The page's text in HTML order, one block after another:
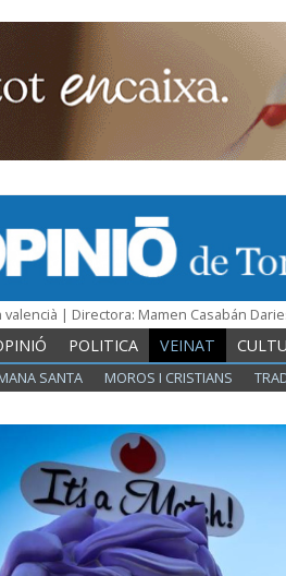
valencià | Directora: Mamen Casabán
POLITICA VEINAT
SANTA MOROS I CRISTIANS